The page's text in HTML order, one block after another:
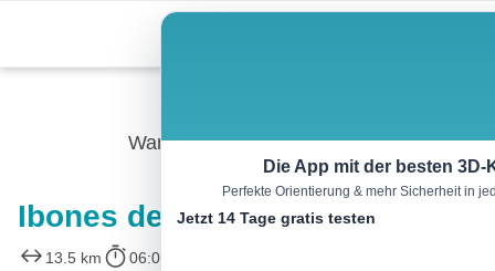
content
Wandern
Ibones de Arriel, 2230 m
13.5 km 06:00 h
Die App mit der besten 3D-
Perfekte Orientierung & mehr Sicherheit in
Jetzt 14 Tage gratis testen